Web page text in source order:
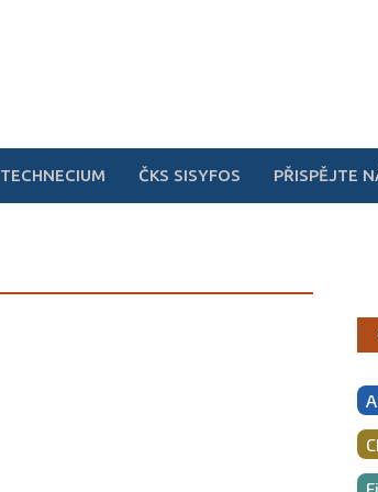
TECHNECIUM ČKS SISYFOS PŘISPĚJTE